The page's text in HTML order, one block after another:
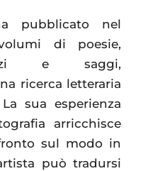
pubblicato nel
di poesie,
e saggi,
ricerca letteraria
sua esperienza
arricchisce
sul modo in
può tradursi